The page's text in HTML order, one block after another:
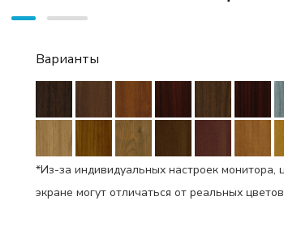
Варианты
*Из-за индивидуальных настроек монитора,
экране могут отличаться от реальных